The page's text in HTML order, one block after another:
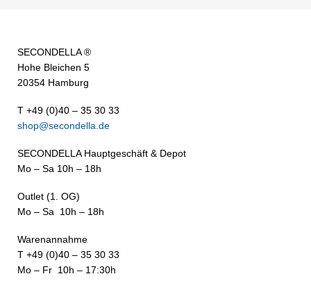
SECONDELLA ®
Hohe Bleichen 5
20354 Hamburg
T +49 (0)40 – 35 30 33
shop@secondella.de
SECONDELLA Hauptgeschäft & Depot
Mo – Sa 10h – 18h
Outlet (1. OG)
Mo – Sa 10h – 18h
Warenannahme
T +49 (0)40 – 35 30 33
Mo – Fr 10h – 17:30h